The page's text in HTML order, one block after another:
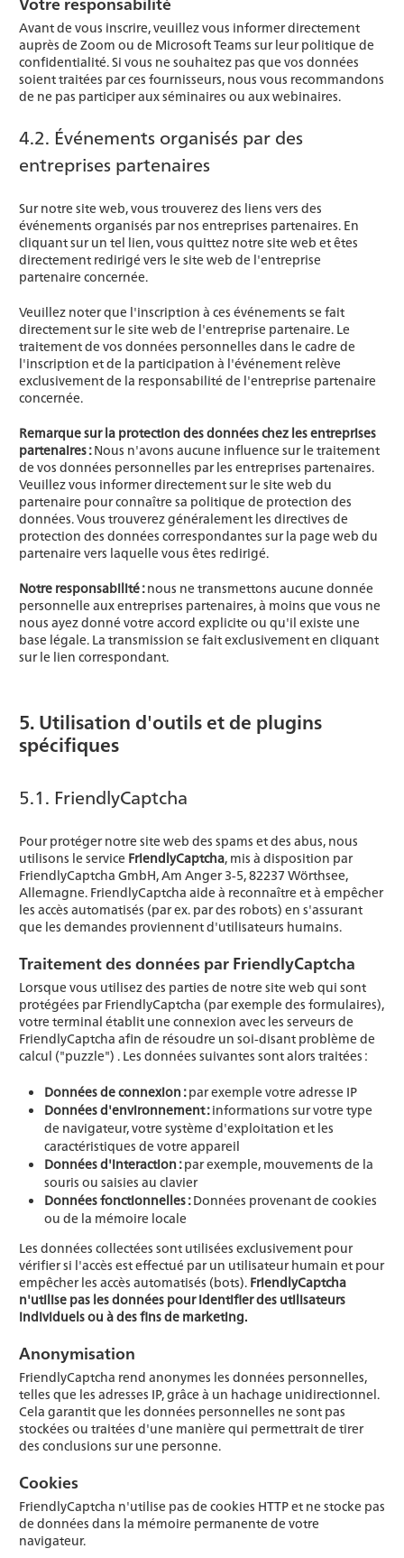
Avant de vous inscrire, veuillez vous informer directement
auprès de Zoom ou de Microsoft Teams sur leur politique de
confidentialité. Si vous ne souhaitez pas que vos données
soient traitées par ces fournisseurs, nous vous recommandons
de ne pas participer aux séminaires ou aux webinaires.
4.2. Événements organisés par des
entreprises partenaires
Sur notre site web, vous trouverez des liens vers des
événements organisés par nos entreprises partenaires. En
cliquant sur un tel lien, vous quittez notre site web et êtes
directement redirigé vers le site web de l'entreprise
partenaire concernée.
Veuillez noter que l'inscription à ces événements se fait
directement sur le site web de l'entreprise partenaire. Le
traitement de vos données personnelles dans le cadre de
l'inscription et de la participation à l'événement relève
exclusivement de la responsabilité de l'entreprise partenaire
concernée.
Remarque sur la protection des données chez les entreprises
partenaires :Nous n'avons aucune influence sur le traitement
de vos données personnelles par les entreprises partenaires.
Veuillez vous informer directement sur le site web du
partenaire pour connaître sa politique de protection des
données. Vous trouverez généralement les directives de
protection des données correspondantes sur la page web du
partenaire vers laquelle vous êtes redirigé.
Notre responsabilité :nous ne transmettons aucune donnée
personnelle aux entreprises partenaires, à moins que vous ne
nous ayez donné votre accord explicite ou qu'il existe une
base légale. La transmission se fait exclusivement en cliquant
sur le lien correspondant.
5. Utilisation d'outils et de plugins
spécifiques
5.1. FriendlyCaptcha
Pour protéger notre site web des spams et des abus, nous
utilisons le service FriendlyCaptcha, mis à disposition par
FriendlyCaptcha GmbH, Am Anger 3-5, 82237 Wörthsee,
Allemagne. FriendlyCaptcha aide à reconnaître et à empêcher
les accès automatisés (par ex. par des robots) en s'assurant
que les demandes proviennent d'utilisateurs humains.
Traitement des données par FriendlyCaptcha
Lorsque vous utilisez des parties de notre site web qui sont
protégées par FriendlyCaptcha (par exemple des formulaires),
votre terminal établit une connexion avec les serveurs de
FriendlyCaptcha afin de résoudre un soi-disant problème de
calcul ("puzzle") . Les données suivantes sont alors traitées :
Données de connexion :par exemple votre adresse IP
Données d'environnement :informations sur votre type
de navigateur, votre système d'exploitation et les
caractéristiques de votre appareil
Données d'interaction :par exemple, mouvements de la
souris ou saisies au clavier
Données fonctionnelles :Données provenant de cookies
ou de la mémoire locale
Les données collectées sont utilisées exclusivement pour
vérifier si l'accès est effectué par un utilisateur humain et pour
empêcher les accès automatisés (bots). FriendlyCaptcha
n'utilise pas les données pour identifier des utilisateurs
individuels ou à des fins de marketing.
Anonymisation
FriendlyCaptcha rend anonymes les données personnelles,
telles que les adresses IP, grâce à un hachage unidirectionnel.
Cela garantit que les données personnelles ne sont pas
stockées ou traitées d'une manière qui permettrait de tirer
des conclusions sur une personne.
Cookies
FriendlyCaptcha n'utilise pas de cookies HTTP et ne stocke pas
de données dans la mémoire permanente de votre
navigateur.